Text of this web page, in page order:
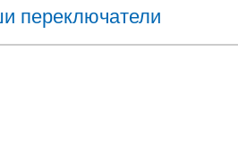
переключатели